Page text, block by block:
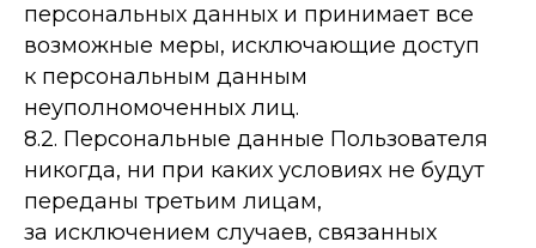
персональных данных и принимает все
возможные меры, исключающие доступ
к персональным данным
неуполномоченных лиц.
8.2. Персональные данные Пользователя
никогда, ни при каких условиях не будут
переданы третьим лицам,
за исключением случаев, связанных
+7 (963) 510-00-14
Отдел продаж